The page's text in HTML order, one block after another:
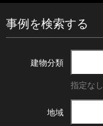
事例を検索する
建物分類
指定なし
地域